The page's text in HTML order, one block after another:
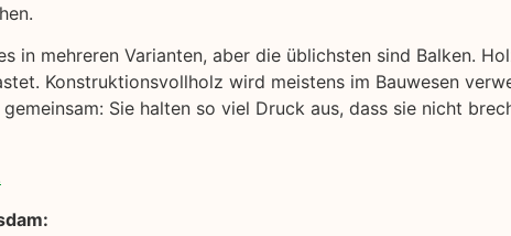
in mehreren Varianten, aber die üblichsten sind Balken.
Konstruktionsvollholz wird meistens im Bauwesen
Sie halten so viel Druck aus, dass sie nicht